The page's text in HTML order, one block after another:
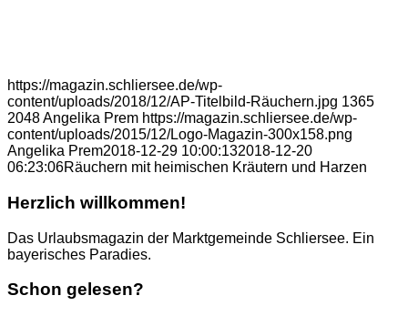
https://magazin.schliersee.de/wp-
content/uploads/2018/12/AP-Titelbild-Räuchern.jpg 1365
2048Angelika Prem https://magazin.schliersee.de/wp-
content/uploads/2015/12/Logo-Magazin-300x158.png
Angelika Prem2018-12-29 10:00:132018-12-20
06:23:06Räuchern mit heimischen Kräutern und Harzen
Herzlich willkommen!
Das Urlaubsmagazin der Marktgemeinde Schliersee. Ein
bayerisches Paradies.
Schon gelesen?